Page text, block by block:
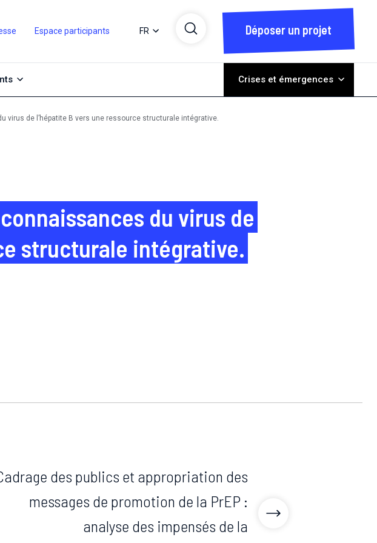
Espace participants FR Déposer un projet
Crises et émergences
virus de l’hépatite B vers une ressource structurale intégrative.
du virus de
structurale intégrative.
des publics et appropriation des
messages de promotion de la PrEP :
analyse des impensés de la